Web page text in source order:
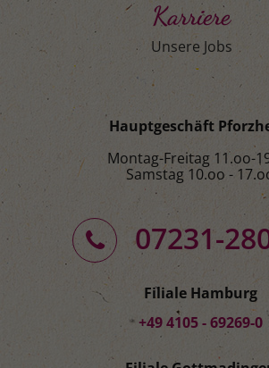
Karriere
Unsere Jobs
Hauptgeschäft
Montag-Freitag 11.oo-
Samstag 10.oo -
07231-
Filiale Hamburg
+49 4105 - 69269-0